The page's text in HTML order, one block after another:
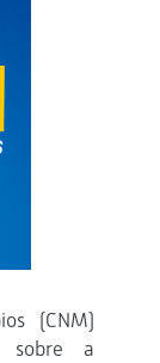
(CNM)
sobre a